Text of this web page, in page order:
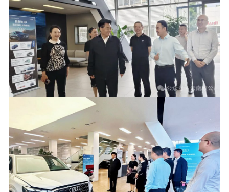
专委会
书香机关
电子杂志
图片欣赏
视频中心
联系我们
媒体报道
脱贫攻坚